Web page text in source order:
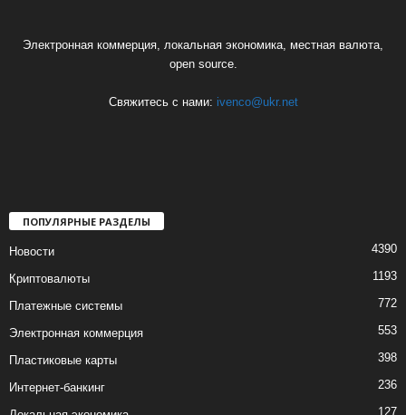
Электронная коммерция, локальная экономика, местная валюта,
open source.
Свяжитесь с нами: ivenco@ukr.net
ПОПУЛЯРНЫЕ РАЗДЕЛЫ
Новости 4390
Криптовалюты 1193
Платежные системы 772
Электронная коммерция 553
Пластиковые карты 398
Интернет-банкинг 236
127